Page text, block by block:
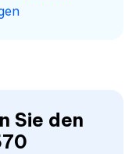
Sie den